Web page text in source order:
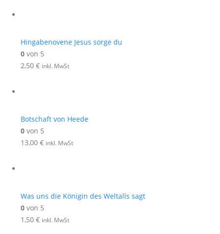
Hingabenovene Jesus sorge du
0 von 5
2,50 € inkl. MwSt
Botschaft von Heede
0 von 5
13,00 € inkl. MwSt
Was uns die Königin des Weltalls sagt
0 von 5
1,50 € inkl. MwSt